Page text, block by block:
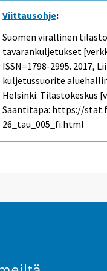
Viittausohje:
Suomen virallinen
tavarankuljetukset
ISSN=1798-2995. 2017,
kuljetussuorite
Helsinki: Tilastokeskus
Saantitapa: https://
26_tau_005_fi.html